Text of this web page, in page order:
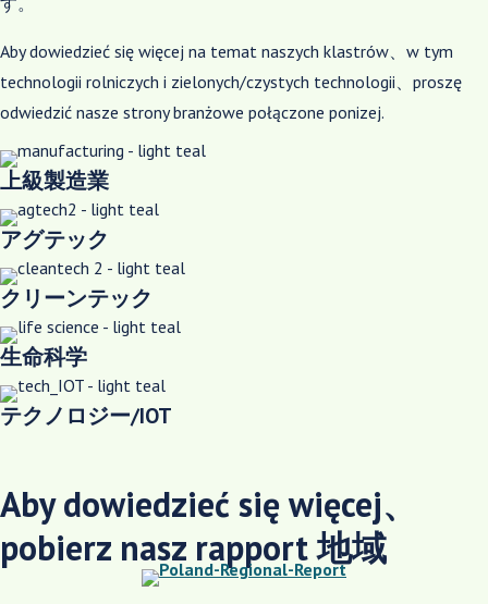
Aby dowiedzieć się więcej na temat naszych klastrów、w tym
technologii rolniczych i zielonych/czystych technologii、proszę
odwiedzić nasze strony branżowe połączone ponizej.
上級製造業
アグテック
クリーンテック
生命科学
テクノロジー/IOT
Aby dowiedzieć się więcej、
pobierz nasz rapport 地域